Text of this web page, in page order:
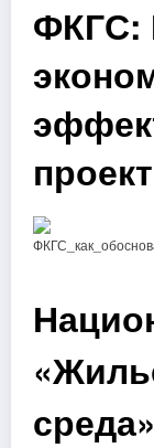
ФКГС: